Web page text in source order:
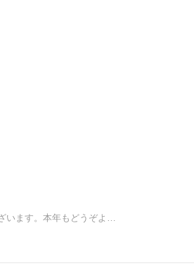
います。本年もどうぞよ…